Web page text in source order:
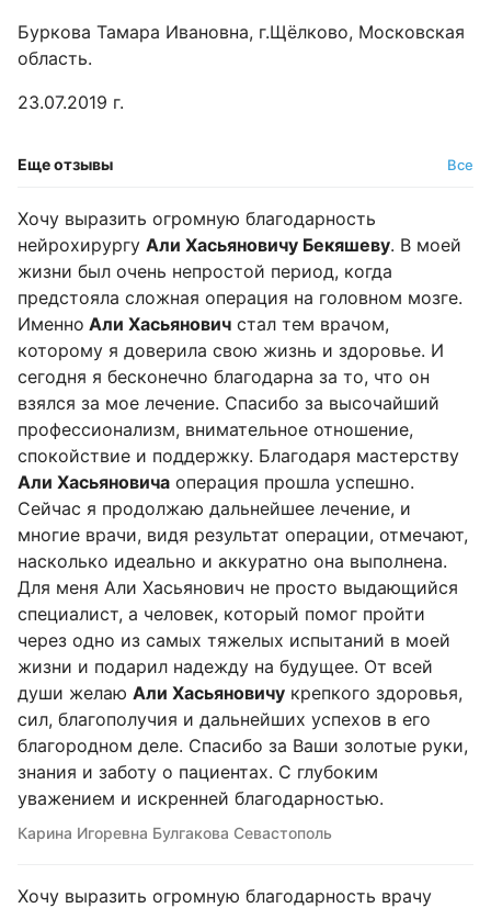
Буркова Тамара Ивановна, г.Щёлково, Московская
область.
23.07.2019 г.
Еще отзывы Все
Хочу выразить огромную благодарность
нейрохирургу Али Хасьяновичу Бекяшеву. В моей
жизни был очень непростой период, когда
предстояла сложная операция на головном мозге.
Именно Али Хасьянович стал тем врачом,
которому я доверила свою жизнь и здоровье. И
сегодня я бесконечно благодарна за то, что он
взялся за мое лечение. Спасибо за высочайший
профессионализм, внимательное отношение,
спокойствие и поддержку. Благодаря мастерству
Али Хасьяновича операция прошла успешно.
Сейчас я продолжаю дальнейшее лечение, и
многие врачи, видя результат операции, отмечают,
насколько идеально и аккуратно она выполнена.
Для меня Али Хасьянович не просто выдающийся
специалист, а человек, который помог пройти
через одно из самых тяжелых испытаний в моей
жизни и подарил надежду на будущее. От всей
души желаю Али Хасьяновичу крепкого здоровья,
сил, благополучия и дальнейших успехов в его
благородном деле. Спасибо за Ваши золотые руки,
знания и заботу о пациентах. С глубоким
уважением и искренней благодарностью.
Карина Игоревна Булгакова Севастополь
Хочу выразить огромную благодарность врачу